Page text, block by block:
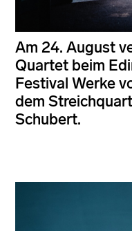
Am 24. August
Quartet beim
Festival Werke
dem
Schubert.